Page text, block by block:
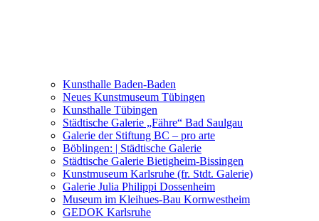
Was seither geschah
Kunstwettbewerbe, Ausschreibungen für Künstler
Kunsthalle Baden-Baden
Neues Kunstmuseum Tübingen
Kunsthalle Tübingen
Städtische Galerie „Fähre“ Bad Saulgau
Galerie der Stiftung BC – pro arte
Böblingen: | Städtische Galerie
Städtische Galerie Bietigheim-Bissingen
Kunstmuseum Karlsruhe (fr. Stdt. Galerie)
Galerie Julia Philippi Dossenheim
Museum im Kleihues-Bau Kornwestheim
GEDOK Karlsruhe